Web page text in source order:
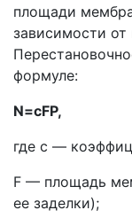
площади
зависимости
формуле:
N=cFP,
где с —
F — площадь
ее заделки);